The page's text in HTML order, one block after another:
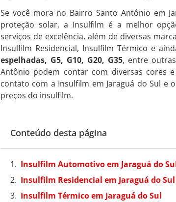
Se você mora no Bairro Santo Antônio em
proteção solar, a Insulfilm é a melhor
serviços de excelência, além de diversas
Insulfilm Residencial, Insulfilm Térmico e
espelhadas, G5, G10, G20, G35, entre
Antônio podem contar com diversas cores
contato com a Insulfilm em Jaraguá do Sul e
preços do insulfilm.
Conteúdo desta página
Insulfilm Automotivo em Jaraguá do
Insulfilm Residencial em Jaraguá do Sul
Insulfilm Térmico em Jaraguá do Sul